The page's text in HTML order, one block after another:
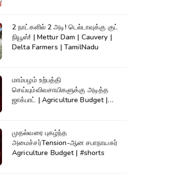
2 நாட்களில் 2 அடி! டெல்டாவுக்கு குட்
நியூஸ்! | Mettur Dam | Cauvery |
Delta Farmers | TamilNadu
மாம்பழம் உற்பத்தி
செய்யும்விவசாயிகளுக்கு அடித்த
ஜாக்பாட் | Agriculture Budget |
முதல்வரை புகழ்ந்த
அமைச்சர்Tension-ஆன சபாநாயகர்
Agriculture Budget | #shorts